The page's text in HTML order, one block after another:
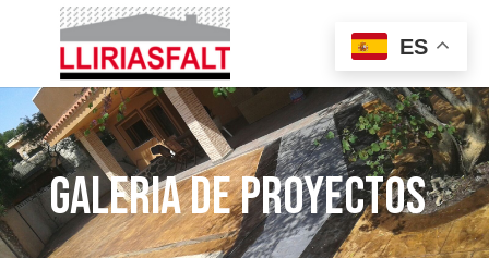
Galeria de proyectos
ES